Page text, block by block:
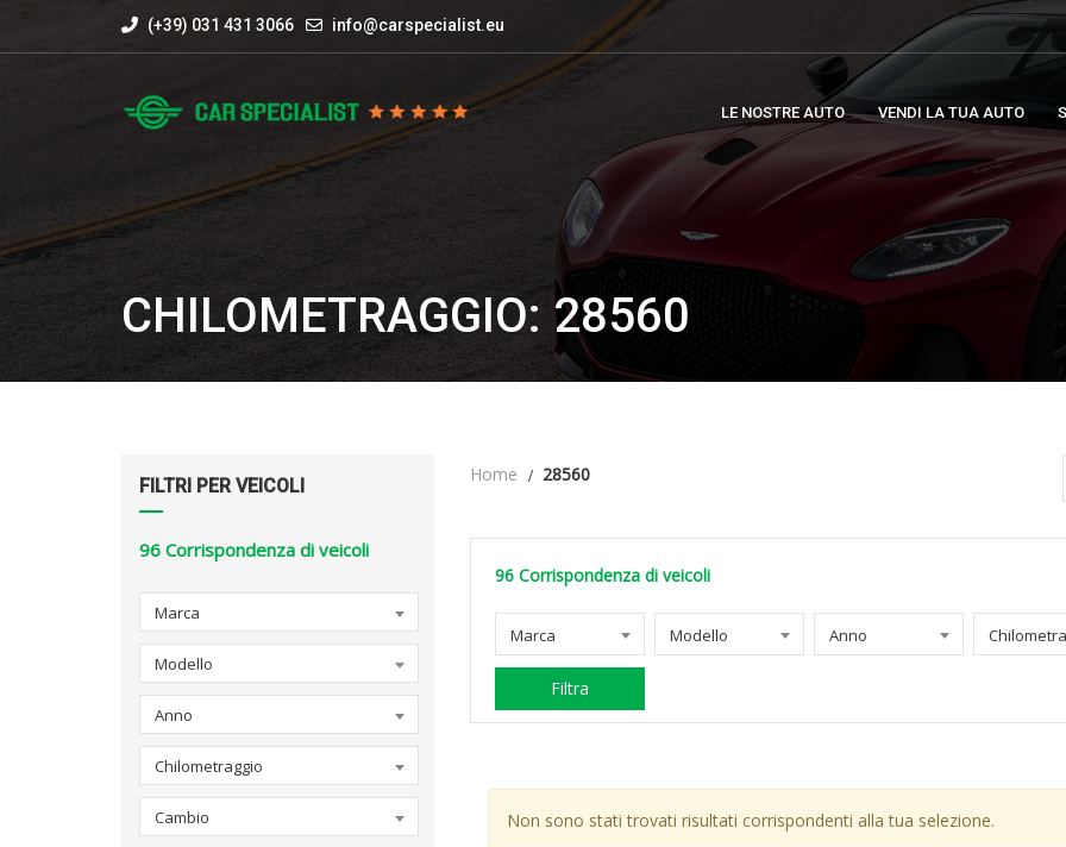
(+39) 031 431 3066 info@carspecialist.eu
LE NOSTRE AUTO VENDI LA TUA AUTO
CHILOMETRAGGIO: 28560
FILTRI PER VEICOLI
96 Corrispondenza di veicoli
Marca
Modello
Anno
Chilometraggio
Cambio
Home 28560
96 Corrispondenza di veicoli
Marca Modello Anno
Filtra
Non sono stati trovati risultati corrispondenti alla tua selezione.